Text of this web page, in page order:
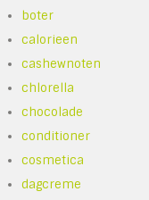
boter
calorieen
cashewnoten
chlorella
chocolade
conditioner
cosmetica
dagcreme